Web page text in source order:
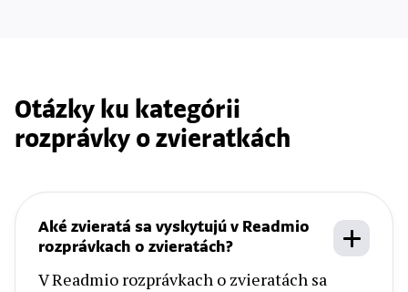
Otázky ku kategórii
rozprávky o zvieratkách
Aké zvieratá sa vyskytujú v Readmio
rozprávkach o zvieratách?
V Readmio rozprávkach o zvieratách sa